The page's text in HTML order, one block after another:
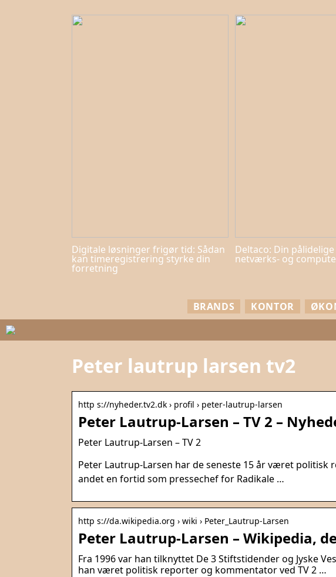
Digitale løsninger frigør tid: Sådan
kan timeregistrering styrke din
forretning
Deltaco: Din
netværks- og
BRANDS KONTOR
Peter lautrup larsen tv2
http s://nyheder.tv2.dk › profil › peter-lautrup-larsen
Peter Lautrup-Larsen – TV 2 –
Peter Lautrup-Larsen – TV 2
Peter Lautrup-Larsen har de seneste 15 år været
andet en fortid som pressechef for Radikale …
http s://da.wikipedia.org › wiki › Peter_Lautrup-Larsen
Peter Lautrup-Larsen – Wikipedia,
Fra 1996 var han tilknyttet De 3 Stiftstidender og Jyske
han været politisk reporter og kommentator ved TV 2 …